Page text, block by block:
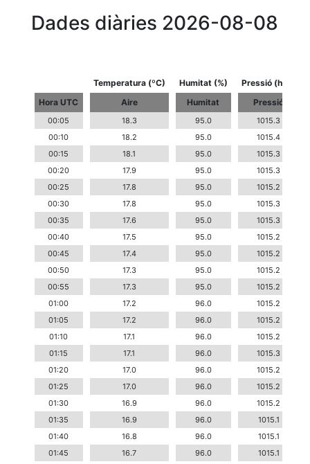
Dades diàries 2026-08-08
Temperatura (ºC) Humitat (%)
Pressió (hPa)
Hora UTC
Aire Humitat Pressió
00:05 18.3 95.0
1015.3
00:10
18.2 95.0
1015.4
00:15
18.1 95.0
1015.3
00:20
17.9 95.0
1015.3
00:25
17.8 95.0
1015.2
00:30
17.8 95.0
1015.3
00:35
17.6 95.0
1015.3
00:40
17.5 95.0
1015.2
00:45
17.4 95.0
1015.2
00:50
17.3 95.0
1015.2
00:55
17.3 95.0
1015.2
01:00
17.2 96.0
1015.2
01:05
17.2 96.0
1015.2
01:10
17.1 96.0
1015.2
01:15
17.1 96.0
1015.3
01:20
17.0 96.0
1015.2
01:25
17.0 96.0
1015.2
01:30
16.9 96.0
1015.2
01:35
16.9 96.0
1015.1
01:40
16.8 96.0
1015.1
01:45
16.7 96.0 1015.1